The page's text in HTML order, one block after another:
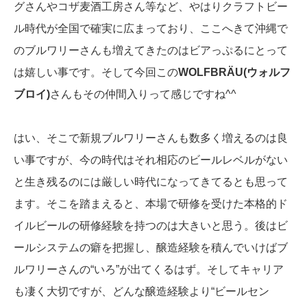
グさんやコザ麦酒工房さん等など、やはりクラフトビー
ル時代が全国で確実に広まっており、ここへきて沖縄で
のブルワリーさんも増えてきたのはビアっぷるにとって
は嬉しい事です。そして今回このWOLFBRÄU(ウォルフ
ブロイ)さんもその仲間入りって感じですね^^
はい、そこで新規ブルワリーさんも数多く増えるのは良
い事ですが、今の時代はそれ相応のビールレベルがない
と生き残るのには厳しい時代になってきてるとも思って
ます。そこを踏まえると、本場で研修を受けた本格的ド
イルビールの研修経験を持つのは大きいと思う。後はビ
ールシステムの癖を把握し、醸造経験を積んでいけばブ
ルワリーさんの“いろ”が出てくるはず。そしてキャリア
も凄く大切ですが、どんな醸造経験より“ビールセン